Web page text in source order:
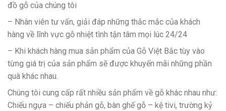
đồ gỗ của chúng tôi
– Nhân viên tư vấn, giải đáp những thắc mắc của khách
hàng về lĩnh vực gỗ nhiệt tình tận tâm mọi lúc 24/24
– Khi khách hàng mua sản phẩm của Gỗ Việt Bắc tùy vào
từng giá trị của sản phẩm sẽ được khuyến mãi những phần
quà khác nhau.
Chúng tôi cung cấp rất nhiều sản phẩm về gỗ khác nhau như:
Chiếu ngựa – chiếu phản gỗ, bàn ghế gỗ – kệ tivi, trường kỷ